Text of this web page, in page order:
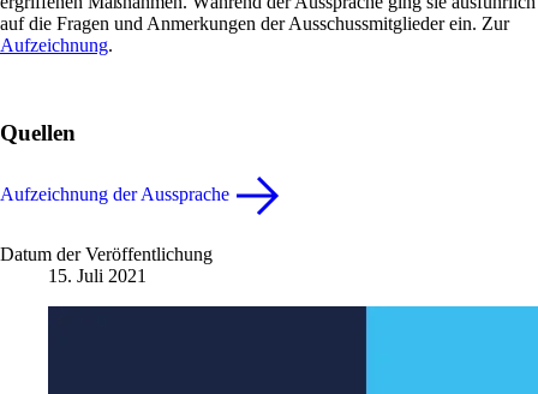
auf die Fragen und Anmerkungen der Ausschussmitglieder ein. Zur
Aufzeichnung.
Quellen
Aufzeichnung der Aussprache
Datum der Veröffentlichung
15. Juli 2021